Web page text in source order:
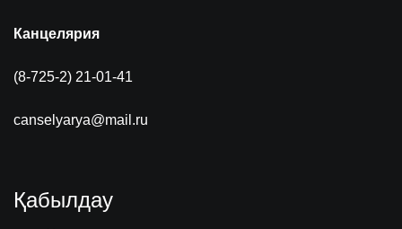
Канцелярия
(8-725-2) 21-01-41
canselyarya@mail.ru
Қабылдау